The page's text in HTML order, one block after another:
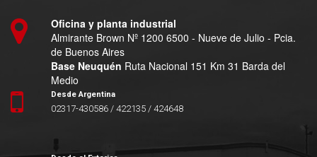
Oficina y planta industrial
Almirante Brown Nº 1200 6500 - Nueve de Julio - Pcia.
de Buenos Aires
Base Neuquén Ruta Nacional 151 Km 31 Barda del
Medio
Desde Argentina
02317-430586 / 422135 / 424648